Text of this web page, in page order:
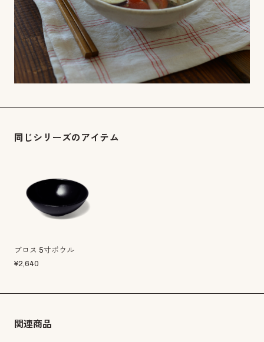
同じシリーズのアイテム
ブロス 5寸ボウル
¥2,640
関連商品